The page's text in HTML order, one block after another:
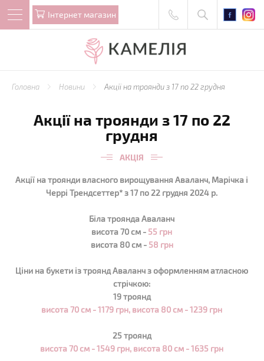
Iнтернет магазин
Головна Новини Акції на троянди з 17 по 22 грудня
Акції на троянди з 17 по 22
грудня
АКЦІЯ
Акції на троянди власного вирощування Аваланч, Марічка і
Черрі Трендсеттер* з 17 по 22 грудня 2024 р.
Біла троянда Аваланч
висота 70 см - 55 грн
висота 80 см - 58 грн
Ціни на букети із троянд Аваланч з оформленням атласною
стрічкою:
19 троянд
висота 70 см - 1179 грн, висота 80 см -1239 грн
25 троянд
висота 70 см - 1549 грн, висота 80 см - 1635 грн